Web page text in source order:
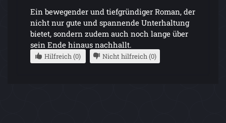
Ein bewegender und tiefgründiger Roman, der
nicht nur gute und spannende Unterhaltung
bietet, sondern zudem auch noch lange über
sein Ende hinaus nachhallt.
Hilfreich (0) Nicht hilfreich (0)